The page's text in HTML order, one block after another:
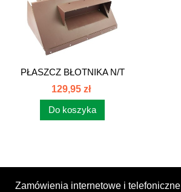
PŁASZCZ BŁOTNIKA N/T
PRAWY C-385...
129,95 zł
Do koszyka
Zamówienia internetowe i telefoniczne